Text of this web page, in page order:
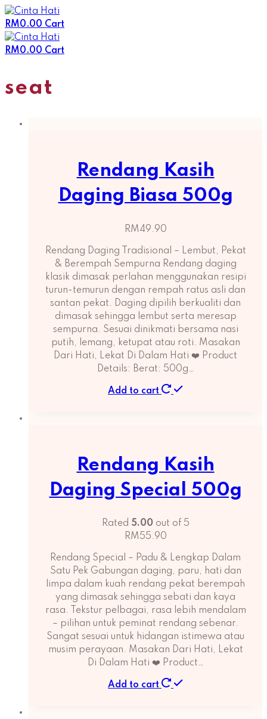
Skip
to
content
RM0.00 Cart
RM0.00 Cart
seat
Rendang Kasih
Daging Biasa 500g
RM49.90
Rendang Daging Tradisional – Lembut, Pekat
& Berempah Sempurna Rendang daging
klasik dimasak perlahan menggunakan resipi
turun-temurun dengan rempah ratus asli dan
santan pekat. Daging dipilih berkualiti dan
dimasak sehingga lembut serta meresap
sempurna. Sesuai dinikmati bersama nasi
putih, lemang, ketupat atau roti. Masakan
Dari Hati, Lekat Di Dalam Hati ❤️ Product
Details: Berat: 500g…
Add to cart
Rendang Kasih
Daging Special 500g
Rated 5.00out of 5
RM55.90
Rendang Special – Padu & Lengkap Dalam
Satu Pek Gabungan daging, paru, hati dan
limpa dalam kuah rendang pekat berempah
yang dimasak sehingga sebati dan kaya
rasa. Tekstur pelbagai, rasa lebih mendalam
– pilihan untuk peminat rendang sebenar.
Sangat sesuai untuk hidangan istimewa atau
musim perayaan. Masakan Dari Hati, Lekat
Di Dalam Hati ❤️ Product…
Add to cart